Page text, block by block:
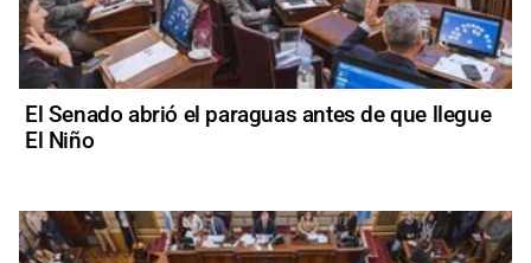
El Senado abrió el paraguas antes de que llegue
El Niño